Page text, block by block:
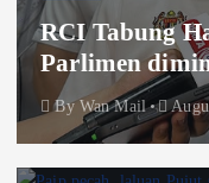
RCI Tabung
Parlimen
By Wan Mail